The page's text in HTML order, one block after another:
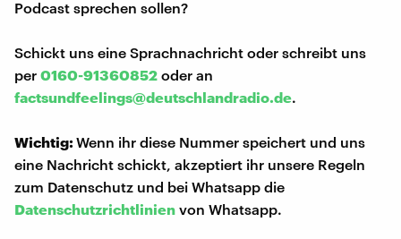
Podcast sprechen sollen?
Schickt uns eine Sprachnachricht oder schreibt uns
per 0160-91360852 oder an
factsundfeelings@deutschlandradio.de.
Wichtig:Wenn ihr diese Nummer speichert und uns
eine Nachricht schickt, akzeptiert ihr unsere Regeln
zum Datenschutz und bei Whatsapp die
Datenschutzrichtlinien von Whatsapp.